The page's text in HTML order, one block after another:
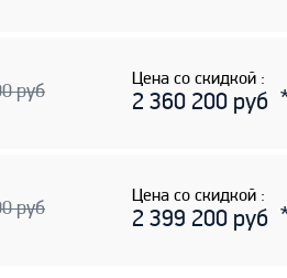
руб
Цена со скидкой :
2 360 200 руб
руб
Цена со скидкой :
2 399 200 руб